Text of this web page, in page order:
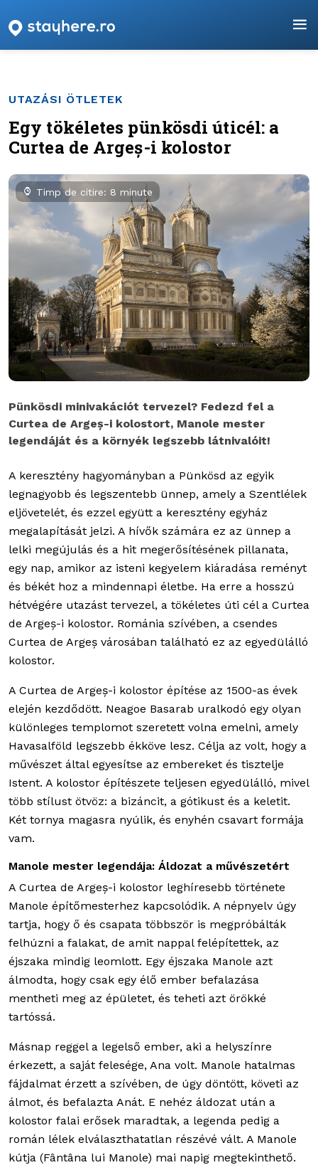
UTAZÁSI ÖTLETEK
Egy tökéletes pünkösdi úticél: a
Curtea de Argeș-i kolostor
Timp de citire: 8 minute
Pünkösdi minivakációt tervezel? Fedezd fel a
Curtea de Argeș-i kolostort, Manole mester
legendáját és a környék legszebb látnivalóit!
A keresztény hagyományban a Pünkösd az egyik
legnagyobb és legszentebb ünnep, amely a Szentlélek
eljövetelét, és ezzel együtt a keresztény egyház
megalapítását jelzi. A hívők számára ez az ünnep a
lelki megújulás és a hit megerősítésének pillanata,
egy nap, amikor az isteni kegyelem kiáradása reményt
és békét hoz a mindennapi életbe. Ha erre a hosszú
hétvégére utazást tervezel, a tökéletes úti cél a Curtea
de Argeș-i kolostor. Románia szívében, a csendes
Curtea de Argeș városában található ez az egyedülálló
kolostor.
A Curtea de Argeș-i kolostor építése az 1500-as évek
elején kezdődött. Neagoe Basarab uralkodó egy olyan
különleges templomot szeretett volna emelni, amely
Havasalföld legszebb ékköve lesz. Célja az volt, hogy a
művészet által egyesítse az embereket és tisztelje
Istent. A kolostor építészete teljesen egyedülálló, mivel
több stílust ötvöz: a bizáncit, a gótikust és a keletit.
Két tornya magasra nyúlik, és enyhén csavart formája
vam.
Manole mester legendája: Áldozat a művészetért
A Curtea de Argeș-i kolostor leghíresebb története
Manole építőmesterhez kapcsolódik. A népnyelv úgy
tartja, hogy ő és csapata többször is megpróbálták
felhúzni a falakat, de amit nappal felépítettek, az
éjszaka mindig leomlott. Egy éjszaka Manole azt
álmodta, hogy csak egy élő ember befalazása
mentheti meg az épületet, és teheti azt örökké
tartóssá.
Másnap reggel a legelső ember, aki a helyszínre
érkezett, a saját felesége, Ana volt. Manole hatalmas
fájdalmat érzett a szívében, de úgy döntött, követi az
álmot, és befalazta Anát. E nehéz áldozat után a
kolostor falai erősek maradtak, a legenda pedig a
román lélek elválaszthatatlan részévé vált. A Manole
kútja (Fântâna lui Manole) mai napig megtekinthető.